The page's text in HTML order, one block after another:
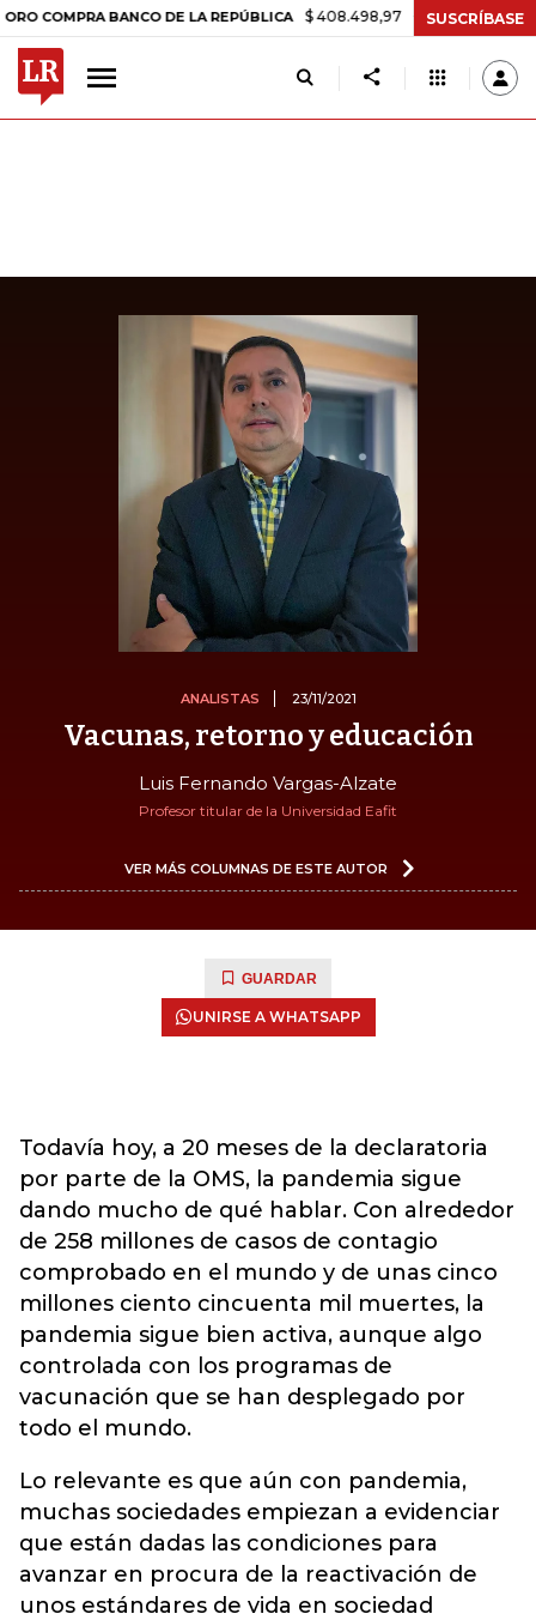
BANCO DE LA REPÚBLICA $ 408.498,97 +$ 8.753,81 +2,19%
SUSCRÍBASE
ANALISTAS 23/11/2021
Vacunas, retorno y educación
Luis Fernando Vargas-Alzate
Profesor titular de la Universidad Eafit
VER MÁS COLUMNAS DE ESTE AUTOR
GUARDAR
UNIRSE A WHATSAPP
Todavía hoy, a 20 meses de la declaratoria
por parte de la OMS, la pandemia sigue
dando mucho de qué hablar. Con alrededor
de 258 millones de casos de contagio
comprobado en el mundo y de unas cinco
millones ciento cincuenta mil muertes, la
pandemia sigue bien activa, aunque algo
controlada con los programas de
vacunación que se han desplegado por
todo el mundo.
Lo relevante es que aún con pandemia,
muchas sociedades empiezan a evidenciar
que están dadas las condiciones para
avanzar en procura de la reactivación de
unos estándares de vida en sociedad